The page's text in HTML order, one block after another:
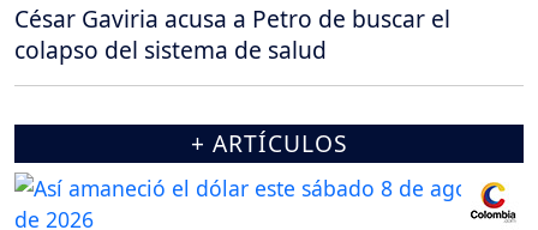
César Gaviria acusa a Petro de buscar el
colapso del sistema de salud
+ ARTÍCULOS